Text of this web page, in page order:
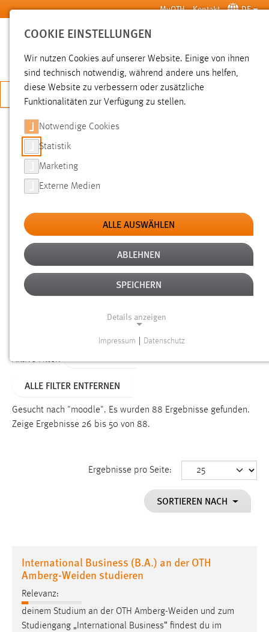
Zum Hauptinhalt springen MyOTH Kontakt DE
SUCHE
JETZT BEWERBEN
SUCHE
FILTER
Typ
Erstellungsdatum
Alter
Aktive Filter:
ALLE FILTER ENTFERNEN
Gesucht nach "moodle". Es wurden 88 Ergebnisse gefunden.
Zeige Ergebnisse 26 bis 50 von 88.
Ergebnisse pro Seite:
SORTIEREN NACH
International Business (B.A.) an der OTH
Amberg-Weiden studieren
Relevanz:
deinem Studium an der OTH Amberg-Weiden und zum
Studiengang „International Business“ findest du im
COOKIE EINSTELLUNGEN
Wir nutzen Cookies auf unserer Website. Einige von ihnen
sind technisch notwendig, während andere uns helfen,
diese Website zu verbessern oder zusätzliche
Funktionalitäten zur Verfügung zu stellen.
Notwendige Cookies
Statistik
Marketing
Externe Medien
ALLE AUSWÄHLEN
ABLEHNEN
SPEICHERN
Details anzeigen
Funktionen und sind für die einwandfreie Funktion der
Einverständnis
cookie_consent
Dieser Cookie speichert die ausgewählten Einverständnis-
Performance
Name:
staticfilecache
Impressum Datenschutz